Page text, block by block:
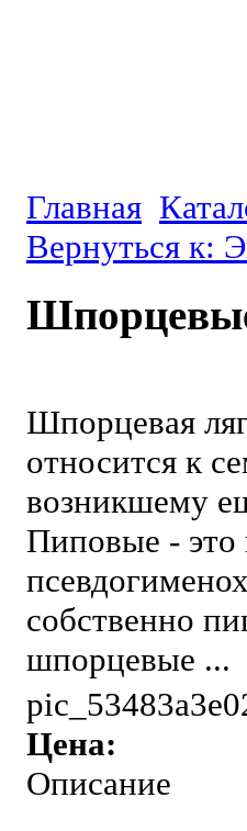
Главная
Вернуться к:
Шпорцевая
относится к
возникшему
Пиповые - это
собственно
шпорцевые ...
Цена:
Описание